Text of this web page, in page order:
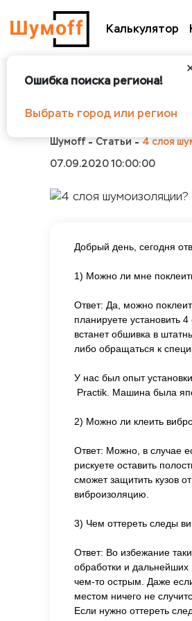
Калькулятор
Ошибка поиска региона!
Выбрать город или регион
4 слоя
волнами в
Шумоff Статьи
4 слоя
07.09.2020 10:00:00
Добрый день, сегодня
1) Можно ли мне
Ответ: Да, можно
планируете установить
встанет обшивка в
либо обращаться к
У нас был опыт
Practik. Машина была
2) Можно ли клеить
Ответ: Можно, в случае
рискуете оставить
сможет защитить кузов
виброизоляцию.
3) Чем оттереть следы
Ответ: Во избежание
обработки и
чем-то острым. Даже
местом ничего не
Если нужно оттереть